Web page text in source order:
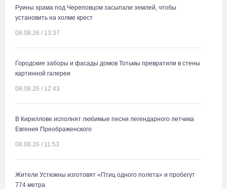
Руины храма под Череповцом засыпали землей, чтобы
установить на холме крест
08.08.26 / 13:37
Городские заборы и фасады домов Тотьмы превратили в стены
картинной галереи
08.08.26 / 12:43
В Кириллове исполнят любимые песни легендарного летчика
Евгения Преображенского
08.08.26 / 11:53
Жители Устюжны изготовят «Птиц одного полета» и пробегут
774 метра